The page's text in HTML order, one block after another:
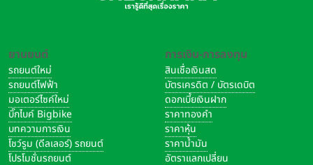
ยานยนต์
รถยนต์ใหม่
รถยนต์ไฟฟ้า
มอเตอร์ไซค์ใหม่
บิ๊กไบค์ Bigbike
บทความการเงิน
โชว์รูม (ดีลเลอร์) รถยนต์
โปรโมชั่นรถยนต์
การเงิน-การลงทุน
สินเชื่อเงินสด
บัตรเครดิต / บัตรเดบิต
ดอกเบี้ยเงินฝาก
ราคาทองคำ
ราคาหุ้น
ราคาน้ำมัน
อัตราแลกเปลี่ยน